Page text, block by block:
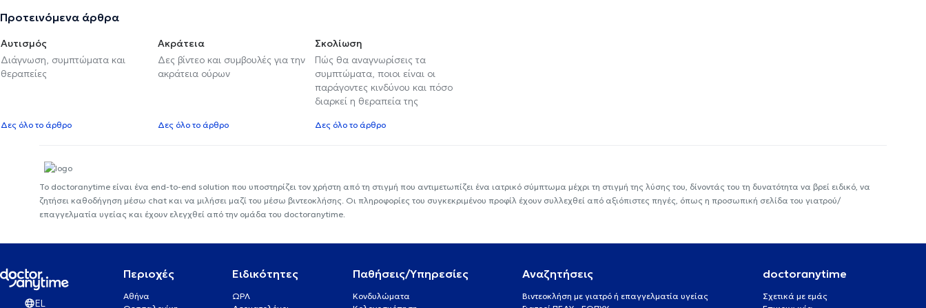
Προτεινόμενα άρθρα
Αυτισμός
Διάγνωση, συμπτώματα και
θεραπείες
Δες όλο το άρθρο
Ακράτεια
Δες βίντεο και συμβουλές για την
ακράτεια ούρων
Δες όλο το άρθρο
Σκολίωση
Πώς θα αναγνωρίσεις τα
συμπτώματα, ποιοι είναι οι
παράγοντες κινδύνου και πόσο
διαρκεί η θεραπεία της
Δες όλο το άρθρο
Το doctoranytime είναι ένα end-to-end solution που υποστηρίζει τον χρήστη από τη στιγμή που αντιμετωπίζει ένα ιατρικό σύμπτωμα μέχρι τη στιγμή της λύσης του, δίνοντάς του τη δυνατότητα να βρεί ειδικό, να
ζητήσει καθοδήγηση μέσω chat και να μιλήσει μαζί του μέσω βιντεοκλήσης. Οι πληροφορίες του συγκεκριμένου προφίλ έχουν συλλεχθεί από αξιόπιστες πηγές, όπως η προσωπική σελίδα του γιατρού/
επαγγελματία υγείας και έχουν ελεγχθεί από την ομάδα του doctoranytime.
EL
Περιοχές
Αθήνα
Ειδικότητες
ΩΡΛ
Παθήσεις/Υπηρεσίες
Κονδυλώματα
Αναζητήσεις
Βιντεοκλήση με γιατρό ή επαγγελματία υγείας
doctoranytime
Σχετικά με εμάς